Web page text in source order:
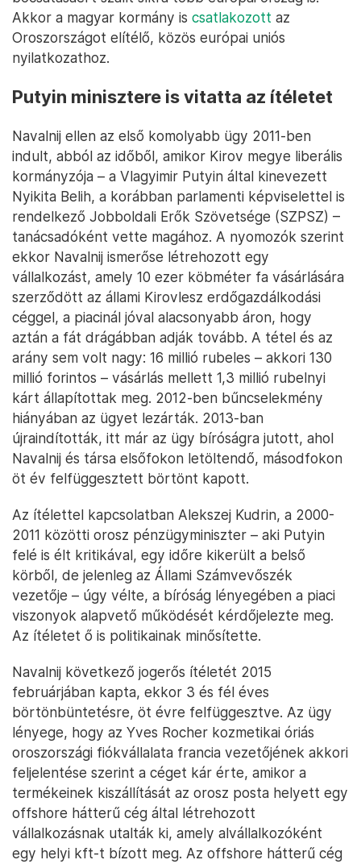
Akkor a magyar kormány is csatlakozott az
Oroszországot elítélő, közös európai uniós
nyilatkozathoz.
Putyin minisztere is vitatta az ítéletet
Navalnij ellen az első komolyabb ügy 2011-ben
indult, abból az időből, amikor Kirov megye liberális
kormányzója – a Vlagyimir Putyin által kinevezett
Nyikita Belih, a korábban parlamenti képviselettel is
rendelkező Jobboldali Erők Szövetsége (SZPSZ) –
tanácsadóként vette magához. A nyomozók szerint
ekkor Navalnij ismerőse létrehozott egy
vállalkozást, amely 10 ezer köbméter fa vásárlására
szerződött az állami Kirovlesz erdőgazdálkodási
céggel, a piacinál jóval alacsonyabb áron, hogy
aztán a fát drágábban adják tovább. A tétel és az
arány sem volt nagy: 16 millió rubeles – akkori 130
millió forintos – vásárlás mellett 1,3 millió rubelnyi
kárt állapítottak meg. 2012-ben bűncselekmény
hiányában az ügyet lezárták. 2013-ban
újraindították, itt már az ügy bíróságra jutott, ahol
Navalnij és társa elsőfokon letöltendő, másodfokon
öt év felfüggesztett börtönt kapott.
Az ítélettel kapcsolatban Alekszej Kudrin, a 2000-
2011 közötti orosz pénzügyminiszter – aki Putyin
felé is élt kritikával, egy időre kikerült a belső
körből, de jelenleg az Állami Számvevőszék
vezetője – úgy vélte, a bíróság lényegében a piaci
viszonyok alapvető működését kérdőjelezte meg.
Az ítéletet ő is politikainak minősítette.
Navalnij következő jogerős ítéletét 2015
februárjában kapta, ekkor 3 és fél éves
börtönbüntetésre, öt évre felfüggesztve. Az ügy
lényege, hogy az Yves Rocher kozmetikai óriás
oroszországi fiókvállalata francia vezetőjének akkori
feljelentése szerint a céget kár érte, amikor a
termékeinek kiszállítását az orosz posta helyett egy
offshore hátterű cég által létrehozott
vállalkozásnak utalták ki, amely alvállalkozóként
egy helyi kft-t bízott meg. Az offshore hátterű cég